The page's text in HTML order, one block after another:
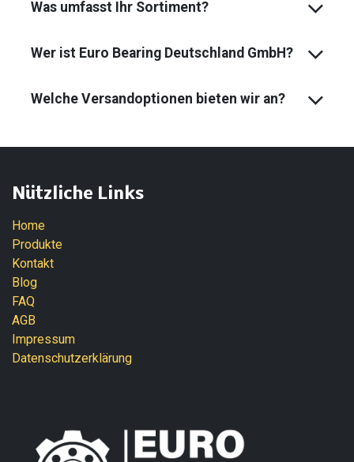
Was umfasst Ihr Sortiment?
Wer ist Euro Bearing Deutschland GmbH?
Welche Versandoptionen bieten wir an?
Nützliche Links
Home
Produkte
Kontakt
Blog
FAQ
AGB
Impressum
Datenschutzerklärung